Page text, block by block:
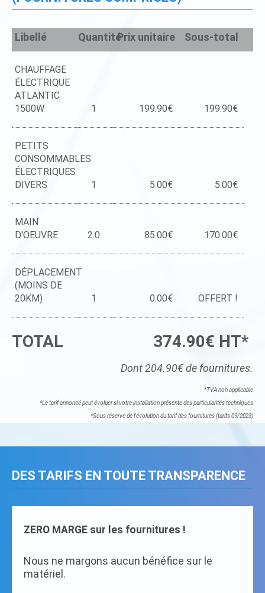
Libellé QuantitéPrix unitaire Sous-total
CHAUFFAGE
ÉLECTRIQUE
ATLANTIC
1500W
1 199.90€ 199.90€
PETITS
CONSOMMABLES
ÉLECTRIQUES
DIVERS
1 5.00€ 5.00€
MAIN
D'OEUVRE
2.0 85.00€ 170.00€
DÉPLACEMENT
(MOINS DE
20KM)
1 0.00€ OFFERT !
TOTAL 374.90€ HT*
Dont 204.90€ de fournitures.
*TVA non applicable
*Le tarif annoncé peut évoluer si votre installation présente des particularités techniques
*Sous réserve de l'évolution du tarif des fournitures (tarifs 09/2023)
DES TARIFS EN TOUTE TRANSPARENCE
ZERO MARGE sur les fournitures !
Nous ne margons aucun bénéfice sur le
matériel.